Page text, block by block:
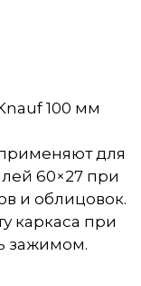
100 мм
для
60×27 при
и облицовок.
каркаса при
зажимом.